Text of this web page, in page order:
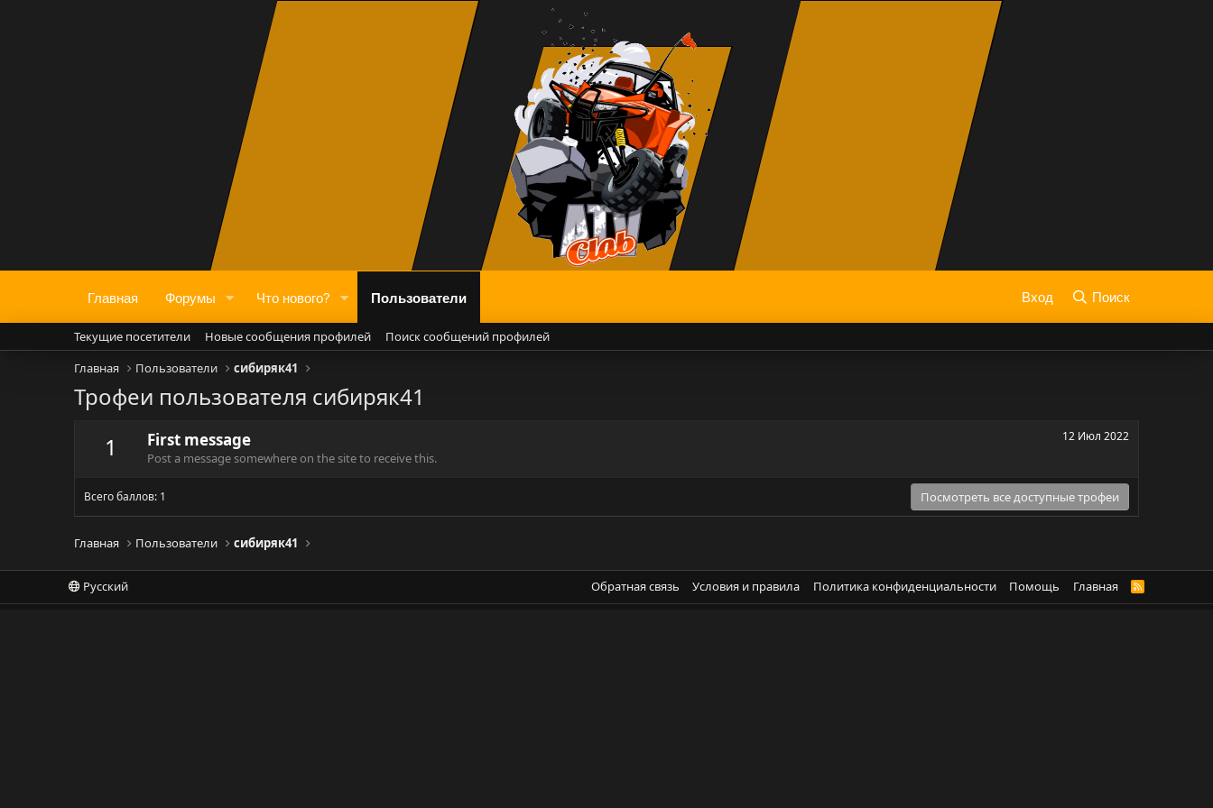
Главная Форумы Что нового? Пользователи Вход Поиск
Текущие посетители Новые сообщения профилей
Поиск сообщений профилей
Главная
Пользователи сибиряк41
Трофеи пользователя сибиряк41
1
12 Июл 2022
First message
Post a message somewhere on the site to receive this.
Всего баллов: 1 Посмотреть все доступные трофеи
Главная Пользователи сибиряк41
Русский Обратная связь Условия и правила Политика конфиденциальности Помощь Главная
R